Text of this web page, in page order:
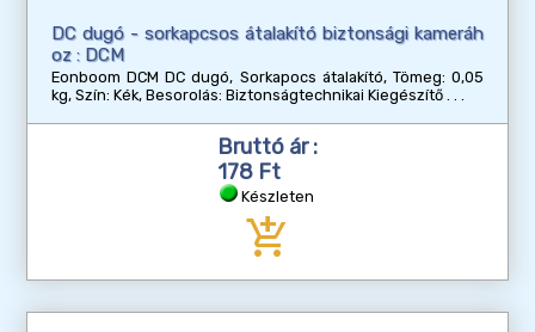
DC dugó - sorkapcsos átalakító biztonsági kameráh
oz : DCM
Eonboom DCM DC dugó, Sorkapocs átalakító, Tömeg: 0,05
kg, Szín: Kék, Besorolás: Biztonságtechnikai Kiegészítő
Bruttó ár :
178 Ft
Készleten
add_shopping_cart